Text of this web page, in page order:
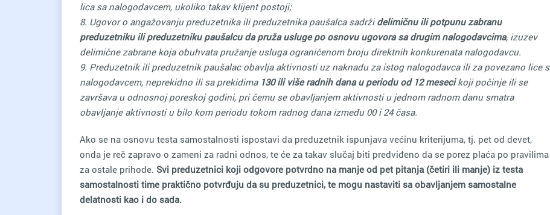
lica sa nalogodavcem, ukoliko takav klijent postoji;
8. Ugovor o angažovanju preduzetnika ili preduzetnika paušalca sadržidelimičnu ili potpunu zabranu
preduzetniku ili preduzetniku paušalcu da pruža usluge po osnovu ugovora sa drugim nalogodavcima, izuzev
delimične zabrane koja obuhvata pružanje usluga ograničenom broju direktnih konkurenata nalogodavcu.
9. Preduzetnik ili preduzetnik paušalac obavlja aktivnosti uz naknadu za istog nalogodavca ili za povezano lice s
nalogodavcem, neprekidno ili sa prekidima 130 ili više radnih dana u periodu od 12 mesecikoji počinje ili se
završava u odnosnoj poreskoj godini, pri čemu se obavljanjem aktivnosti u jednom radnom danu smatra
obavljanje aktivnosti u bilo kom periodu tokom radnog dana između 00 i 24 časa.
Ako se na osnovu testa samostalnosti ispostavi da preduzetnik ispunjava većinu kriterijuma, tj. pet od devet,
onda je reč zapravo o zameni za radni odnos, te će za takav slučaj biti predviđeno da se porez plaća po pravilima
za ostale prihode. Svi preduzetnici koji odgovore potvrdno na manje od pet pitanja (četiri ili manje) iz testa
samostalnosti time praktično potvrđuju da su preduzetnici, te mogu nastaviti sa obavljanjem samostalne
delatnosti kao i do sada.